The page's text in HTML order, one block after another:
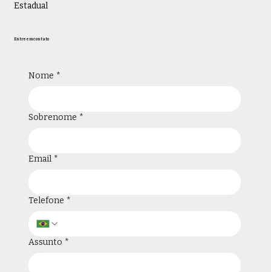
Entre em contato
Nome *
Sobrenome *
Email *
Telefone *
Assunto *
Estadual